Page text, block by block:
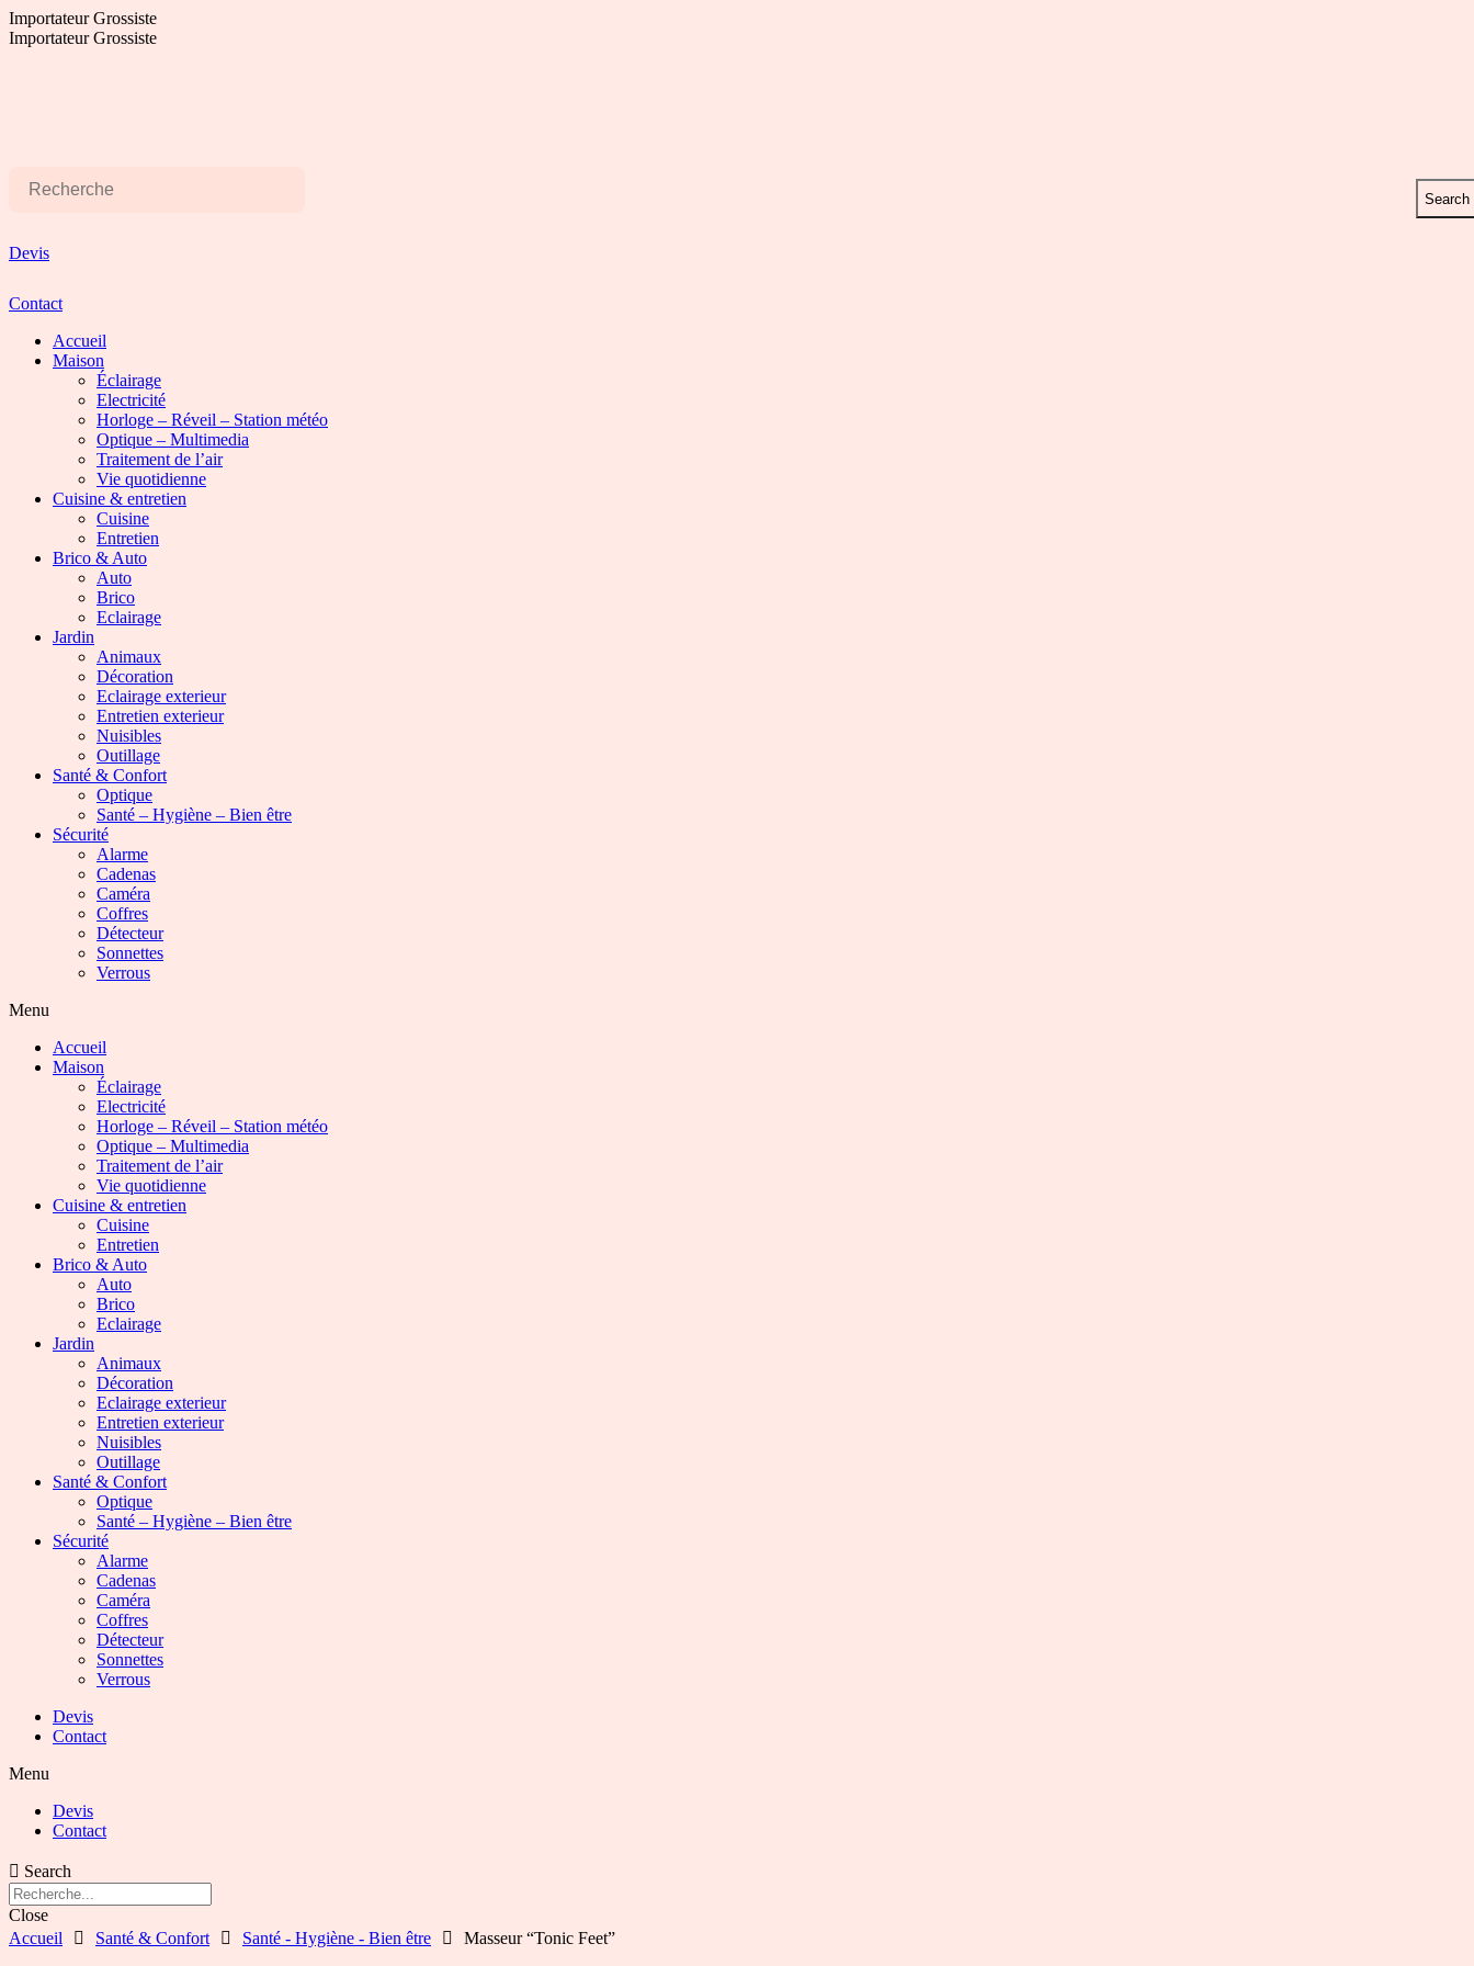
Aller
au
Importateur Grossiste
Importateur Grossiste
Search
Devis
Contact
Accueil
Maison
Éclairage
Electricité
Horloge – Réveil – Station météo
Optique – Multimedia
Traitement de l’air
Vie quotidienne
Cuisine & entretien
Cuisine
Entretien
Brico & Auto
Auto
Brico
Eclairage
Jardin
Animaux
Décoration
Eclairage exterieur
Entretien exterieur
Nuisibles
Outillage
Santé & Confort
Optique
Santé – Hygiène – Bien être
Sécurité
Alarme
Cadenas
Caméra
Coffres
Détecteur
Sonnettes
Verrous
Menu
Accueil
Maison
Éclairage
Electricité
Horloge – Réveil – Station météo
Optique – Multimedia
Traitement de l’air
Vie quotidienne
Cuisine & entretien
Cuisine
Entretien
Brico & Auto
Auto
Brico
Eclairage
Jardin
Animaux
Décoration
Eclairage exterieur
Entretien exterieur
Nuisibles
Outillage
Santé & Confort
Optique
Santé – Hygiène – Bien être
Sécurité
Alarme
Cadenas
Caméra
Coffres
Détecteur
Sonnettes
Verrous
Devis
Contact
Menu
Devis
Contact
Search
Close
Accueil
Santé & Confort Santé - Hygiène - Bien être Masseur “Tonic Feet”